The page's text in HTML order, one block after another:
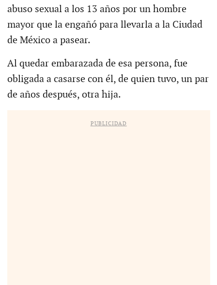
abuso sexual a los 13 años por un hombre
mayor que la engañó para llevarla a la Ciudad
de México a pasear.
Al quedar embarazada de esa persona, fue
obligada a casarse con él, de quien tuvo, un par
de años después, otra hija.
PUBLICIDAD